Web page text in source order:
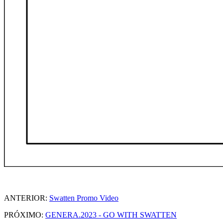
ANTERIOR: Swatten Promo Video
PRÓXIMO: GENERA.2023 - GO WITH SWATTEN